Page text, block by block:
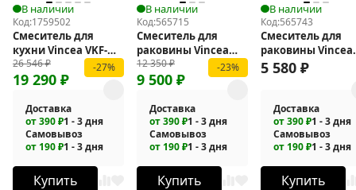
В наличии
Код:1759502
Смеситель для
кухни Vincea VKF-
120MB
26 546₽
19 290 ₽
-27%
Доставка
от 390 ₽1 - 3 дня
Самовывоз
от 190 ₽1 - 3 дня
Купить
В наличии
Код:565715
Смеситель для
раковины Vincea
Rim VBFW-2RM1CH
12 350₽
9 500 ₽
-23%
Доставка
от 390 ₽1 - 3 дня
Самовывоз
от 190 ₽1 - 3 дня
Купить
В наличии
Код:565743
Смеситель для
раковины Vincea
City VBF-2C1BG
5 580 ₽
Доставка
от 390 ₽1 - 3 дня
Самовывоз
от 190 ₽1 - 3 дня
Купить